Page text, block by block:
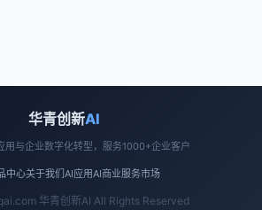
华青创新AI
用与企业数字化转型，服务1000+企业客户
中心关于我们 AI应用AI商业服务市场
华青创新AI All Rights Reserved